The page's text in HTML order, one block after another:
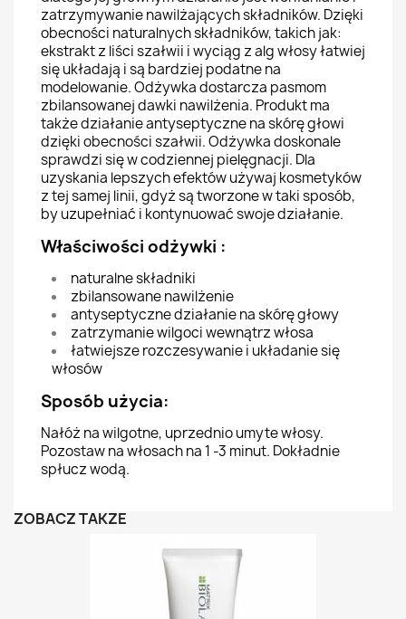
zatrzymywanie nawilżających składników. Dzięki
obecności naturalnych składników, takich jak:
ekstrakt z liści szałwii i wyciąg z alg włosy łatwiej
się układają i są bardziej podatne na
modelowanie. Odżywka dostarcza pasmom
zbilansowanej dawki nawilżenia. Produkt ma
także działanie antyseptyczne na skórę głowi
dzięki obecności szałwii. Odżywka doskonale
sprawdzi się w codziennej pielęgnacji. Dla
uzyskania lepszych efektów używaj kosmetyków
z tej samej linii, gdyż są tworzone w taki sposób,
by uzupełniać i kontynuować swoje działanie.
Właściwości odżywki :
naturalne składniki
zbilansowane nawilżenie
antyseptyczne działanie na skórę głowy
zatrzymanie wilgoci wewnątrz włosa
łatwiejsze rozczesywanie i układanie się
włosów
Sposób użycia:
Nałóż na wilgotne, uprzednio umyte włosy.
Pozostaw na włosach na 1 -3 minut. Dokładnie
spłucz wodą.
ZOBACZ TAKŻE